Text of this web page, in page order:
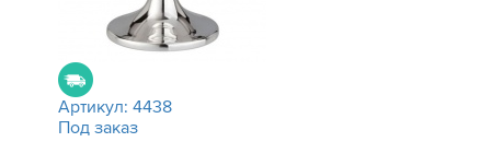
Артикул: 4438
Под заказ